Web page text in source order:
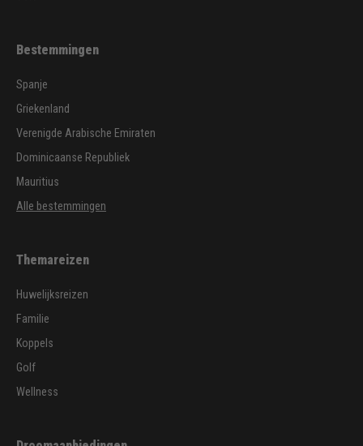
Bestemmingen
Spanje
Griekenland
Verenigde Arabische Emiraten
Dominicaanse Republiek
Mauritius
Alle bestemmingen
Themareizen
Huwelijksreizen
Familie
Koppels
Golf
Wellness